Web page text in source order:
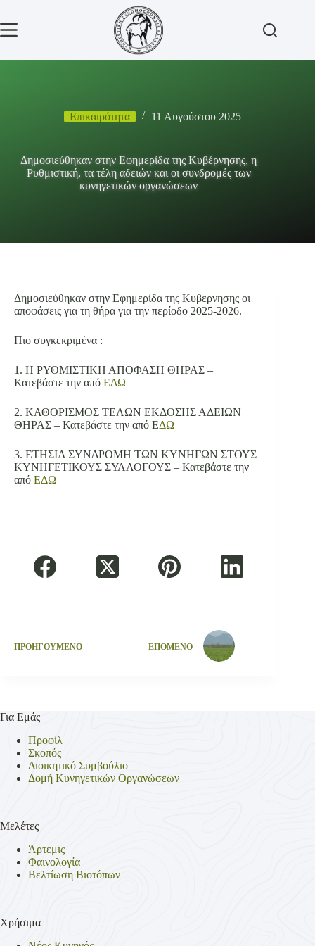
περιεχόμενο
Επικαιρότητα 11 Αυγούστου 2025
Δημοσιεύθηκαν στην Εφημερίδα της Κυβέρνησης, η
Ρυθμιστική, τα τέλη αδειών και οι συνδρομές των
κυνηγετικών οργανώσεων
Δημοσιεύθηκαν στην Εφημερίδα της Κυβερνησης οι
αποφάσεις για τη θήρα για την περίοδο 2025-2026.
Πιο συγκεκριμένα :
1. Η ΡΥΘΜΙΣΤΙΚΗ ΑΠΟΦΑΣΗ ΘΗΡΑΣ –
Κατεβάστε την από ΕΔΩ
2. ΚΑΘΟΡΙΣΜΟΣ ΤΕΛΩΝ ΕΚΔΟΣΗΣ ΑΔΕΙΩΝ
ΘΗΡΑΣ – Κατεβάστε την από ΕΔΩ
3. ΕΤΗΣΙΑ ΣΥΝΔΡΟΜΗ ΤΩΝ ΚΥΝΗΓΩΝ ΣΤΟΥΣ
ΚΥΝΗΓΕΤΙΚΟΥΣ ΣΥΛΛΟΓΟΥΣ – Κατεβάστε την
από ΕΔΩ
ΠΡΟΗΓΟΥΜΕΝΟ ΕΠΟΜΕΝΟ
Για Εμάς
Προφίλ
Σκοπός
Διοικητικό Συμβούλιο
Δομή Κυνηγετικών Οργανώσεων
Μελέτες
Άρτεμις
Φαινολογία
Βελτίωση Βιοτόπων
Χρήσιμα